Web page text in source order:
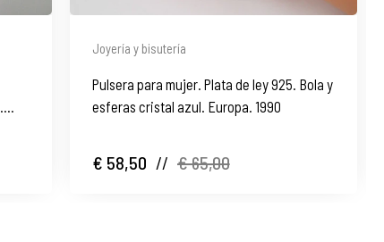
Joyería y bisutería
Pulsera para mujer. Plata de ley 925. Bola y
esferas cristal azul. Europa. 1990
€ 58,50 // € 65,00